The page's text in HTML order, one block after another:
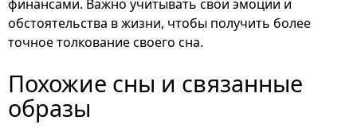
финансами. Важно учитывать свои эмоции и
обстоятельства в жизни, чтобы получить более
точное толкование своего сна.
Похожие сны и связанные
образы